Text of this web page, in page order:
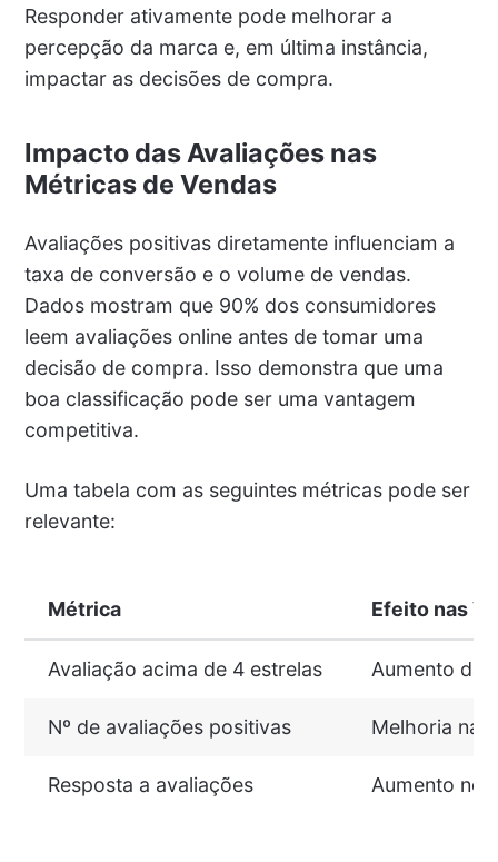
Responder ativamente pode melhorar a
percepção da marca e, em última instância,
impactar as decisões de compra.
Impacto das Avaliações nas
Métricas de Vendas
Avaliações positivas diretamente influenciam a
taxa de conversão e o volume de vendas.
Dados mostram que 90% dos consumidores
leem avaliações online antes de tomar uma
decisão de compra. Isso demonstra que uma
boa classificação pode ser uma vantagem
competitiva.
Uma tabela com as seguintes métricas pode ser
relevante:
Métrica Efeito nas
Avaliação acima de 4 estrelas Aumento da
Nº de avaliações positivas Melhoria na
Resposta a avaliações Aumento no